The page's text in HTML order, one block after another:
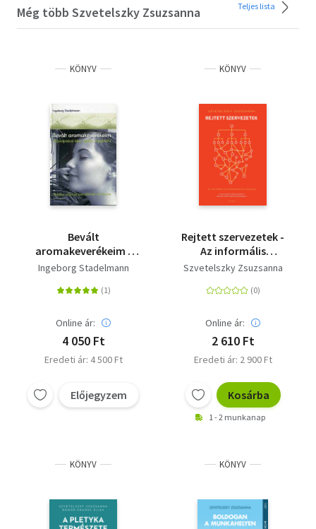
Még több Szvetelszky Zsuzsanna Teljes lista
KÖNYV
Bevált
aromakeverékeim -
Illóolajokkal élni,
Ingeborg Stadelmann
Online ár:
4 050 Ft
Eredeti ár: 4 500 Ft
Előjegyzem
KÖNYV
Rejtett szervezetek -
Az informális
kommunikáció
Szvetelszky Zsuzsanna
Online ár:
2 610 Ft
Eredeti ár: 2 900 Ft
Kosárba
1 - 2 munkanap
KÖNYV KÖNYV